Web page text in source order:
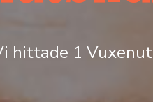
hittade 1